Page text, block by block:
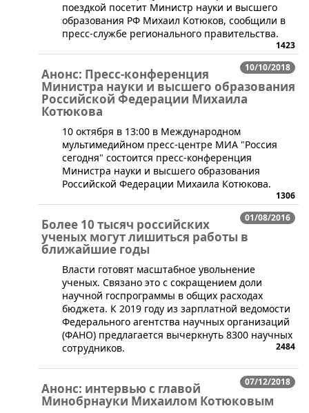
поездкой посетит Министр науки и высшего
образования РФ Михаил Котюков, сообщили в
пресс-службе регионального правительства.
1423
10/10/2018
Анонс: Пресс-конференция
Министра науки и высшего образования
Российской Федерации Михаила
Котюкова
​​​10 октября в 13:00 в Международном
мультимедийном пресс-центре МИА "Россия
сегодня" состоится пресс-конференция
Министра науки и высшего образования
Российской Федерации Михаила Котюкова.
1306
01/08/2016
Более 10 тысяч российских
ученых могут лишиться работы в
ближайшие годы
​Власти готовят масштабное увольнение
ученых. Связано это с сокращением доли
научной госпрограммы в общих расходах
бюджета. К 2019 году из зарплатной ведомости
Федерального агентства научных организаций
(ФАНО) предлагается вычеркнуть 8300 научных
сотрудников.
2484
07/12/2018
Анонс: интервью с главой
Минобрнауки Михаилом Котюковым